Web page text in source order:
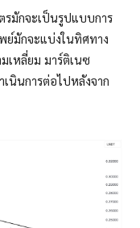
รมักจะเป็นรูปแบบการ
ย์มักจะแบ่งในทิศทาง
เหลี่ยม มาร์ติเนซ
นินการต่อไปหลังจาก